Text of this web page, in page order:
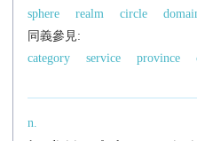
sphere
realm circle
同義參見:
category
service province
n.